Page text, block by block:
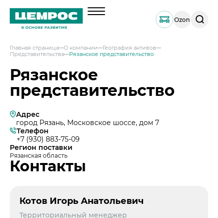
Ozon
Поиск
по
Главная страница О компании
География активов
Представительства
Рязанское представительство
Рязанское
представительство
Адрес
город Рязань, Московское шоссе, дом 7
Телефон
+7 (930) 883-75-09
Регион поставки
Рязанская область
Контакты
Котов Игорь Анатольевич
Территориальный менеджер
Менеджмент
Документы
Наши компетенции и возможности
Решения по сегментам строительства
Продукция
Навальный цемент
Портландцемент ЦЕМРОС 500 ЭКСТРА
Портландцемент ЦЕМРОС 400 ПЛЮС
Услуги
Сервисная поддержка
Проектная поддержка
Выпуск 1
Устойчивое развитие